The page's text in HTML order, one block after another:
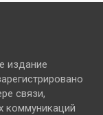
издание
связи,
коммуникаций